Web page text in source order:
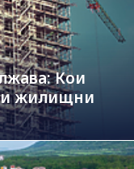
Кои
жилищни